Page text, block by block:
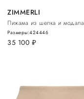
ZIMMERLI
Пижама из шелка и модала
35 100 руб.
Размеры:424446